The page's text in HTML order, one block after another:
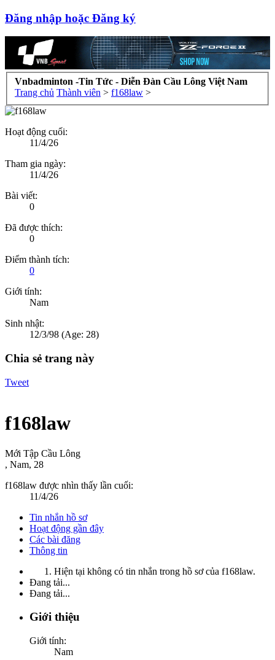
Đăng nhập hoặc Đăng ký
Vnbadminton -Tin Tức - Diễn Đàn Cầu Lông Việt Nam
Trang chủ Thành viên > f168law >
Hoạt động cuối:
11/4/26
Tham gia ngày:
11/4/26
Bài viết:
0
Đã được thích:
0
Điểm thành tích:
0
Giới tính:
Nam
Sinh nhật:
12/3/98 (Age: 28)
Chia sẻ trang này
Tweet
f168law
Mới Tập Cầu Lông
, Nam, 28
f168law được nhìn thấy lần cuối:
11/4/26
Tin nhắn hồ sơ
Hoạt động gần đây
Các bài đăng
Thông tin
Hiện tại không có tin nhắn trong hồ sơ của f168law.
Đang tải...
Đang tải...
Giới thiệu
Giới tính:
Nam